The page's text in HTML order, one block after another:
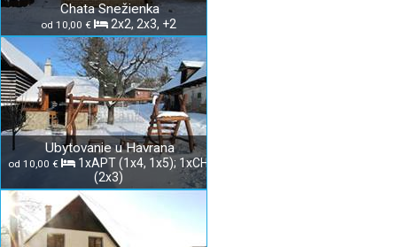
Chata Snežienka
od 10,00 € 2x2, 2x3, +2
Ubytovanie u Havrana
od 10,00 €
1xAPT (1x4, 1x5); 1xCH
(2x3)